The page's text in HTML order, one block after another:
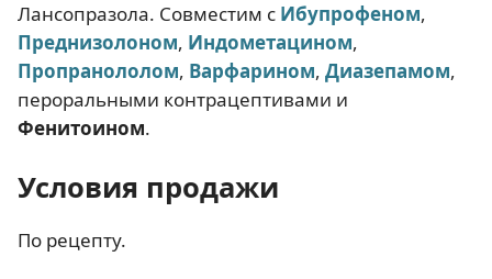
Лансопразола. Совместим с Ибупрофеном,
Преднизолоном, Индометацином,
Пропранололом, Варфарином, Диазепамом,
пероральными контрацептивами и
Фенитоином.
Условия продажи
По рецепту.